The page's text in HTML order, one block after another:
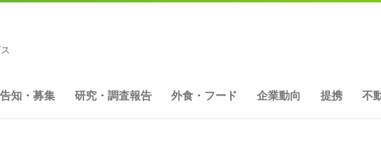
告知・募集 研究・調査報告 外食・フード 企業動向 提携 不